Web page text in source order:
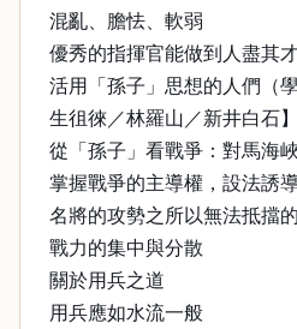
混亂、膽怯、軟弱
優秀的指揮官能做到人盡其
活用「孫子」思想的人們（
生徂徠／林羅山／新井白石】
從「孫子」看戰爭：對馬海
掌握戰爭的主導權，設法誘
名將的攻勢之所以無法抵擋
戰力的集中與分散
關於用兵之道
用兵應如水流一般